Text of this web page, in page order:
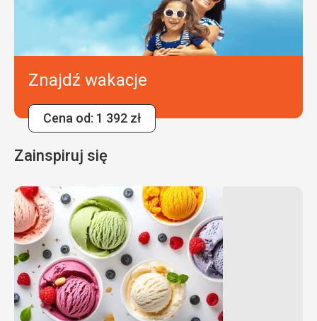
Znajdź wakacje
Cena od: 1 392 zł
Zainspiruj się